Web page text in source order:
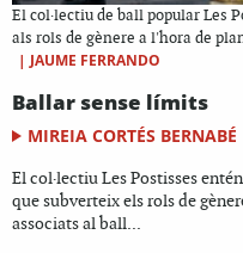
El col·lectiu de ball popular Les
als rols de gènere a l'hora de
| JAUME FERRANDO
Ballar sense límits
MIREIA CORTÉS BERNABÉ
El col·lectiu Les Postisses
que subverteix els rols de
associats al ball...